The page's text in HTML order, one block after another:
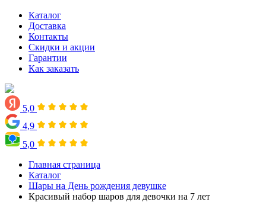
Каталог
Доставка
Контакты
Скидки и акции
Гарантии
Как заказать
5,0
4,9
5,0
Главная страница
Каталог
Шары на День рождения девушке
Красивый набор шаров для девочки на 7 лет